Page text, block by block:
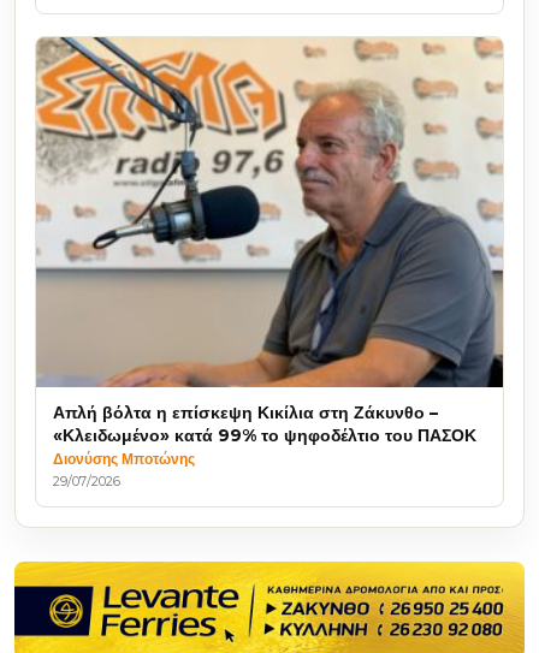
Απλή βόλτα η επίσκεψη Κικίλια στη Ζάκυνθο –
«Κλειδωμένο» κατά 99% το ψηφοδέλτιο του ΠΑΣΟΚ
Διονύσης Μποτώνης
29/07/2026